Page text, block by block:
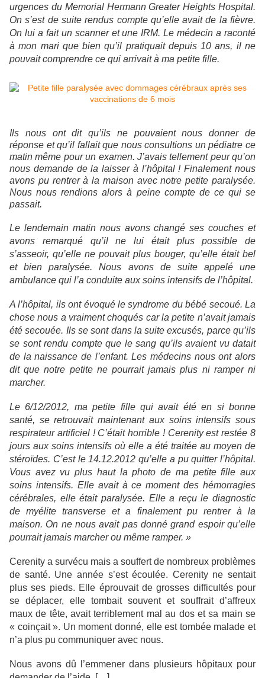
urgences du Memorial Hermann Greater Heights Hospital.
On s’est de suite rendus compte qu’elle avait de la fièvre.
On lui a fait un scanner et une IRM. Le médecin a raconté
à mon mari que bien qu’il pratiquait depuis 10 ans, il ne
pouvait comprendre ce qui arrivait à ma petite fille.
Ils nous ont dit qu’ils ne pouvaient nous donner de
réponse et qu’il fallait que nous consultions un pédiatre ce
matin même pour un examen. J’avais tellement peur qu’on
nous demande de la laisser à l’hôpital ! Finalement nous
avons pu rentrer à la maison avec notre petite paralysée.
Nous nous rendions alors à peine compte de ce qui se
passait.
Le lendemain matin nous avons changé ses couches et
avons remarqué qu’il ne lui était plus possible de
s’asseoir, qu’elle ne pouvait plus bouger, qu’elle était bel
et bien paralysée. Nous avons de suite appelé une
ambulance qui l’a conduite aux soins intensifs de l’hôpital.
A l’hôpital, ils ont évoqué le syndrome du bébé secoué. La
chose nous a vraiment choqués car la petite n’avait jamais
été secouée. Ils se sont dans la suite excusés, parce qu’ils
se sont rendu compte que le sang qu’ils avaient vu datait
de la naissance de l’enfant. Les médecins nous ont alors
dit que notre petite ne pourrait jamais plus ni ramper ni
marcher.
Le 6/12/2012, ma petite fille qui avait été en si bonne
santé, se retrouvait maintenant aux soins intensifs sous
respirateur artificiel ! C’était horrible ! Cerenity est restée 8
jours aux soins intensifs où elle a été traitée au moyen de
stéroïdes. C’est le 14.12.2012 qu’elle a pu quitter l’hôpital.
Vous avez vu plus haut la photo de ma petite fille aux
soins intensifs. Elle avait à ce moment des hémorragies
cérébrales, elle était paralysée. Elle a reçu le diagnostic
de myélite transverse et a finalement pu rentrer à la
maison. On ne nous avait pas donné grand espoir qu’elle
pourrait jamais marcher ou même ramper. »
Cerenity a survécu mais a souffert de nombreux problèmes
de santé. Une année s’est écoulée. Cerenity ne sentait
plus ses pieds. Elle éprouvait de grosses difficultés pour
se déplacer, elle tombait souvent et souffrait d’affreux
maux de tête, avait terriblement mal au dos et sa main se
« coinçait ». Un moment donné, elle est tombée malade et
n’a plus pu communiquer avec nous.
Nous avons dû l’emmener dans plusieurs hôpitaux pour